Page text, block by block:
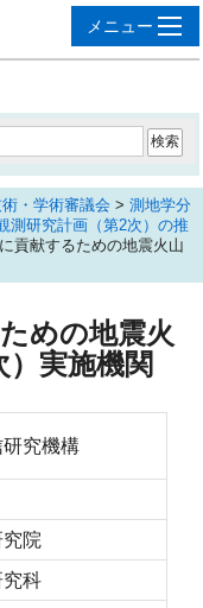
・学術審議会 > 測地学分
測研究計画（第2次）の推
貢献するための地震火山
めの地震火
）実施機関
究機構
院
科